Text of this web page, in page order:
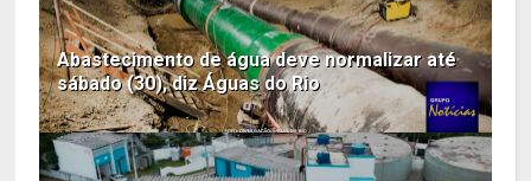
Abastecimento de água deve normalizar até
sábado (30), diz Águas do Rio